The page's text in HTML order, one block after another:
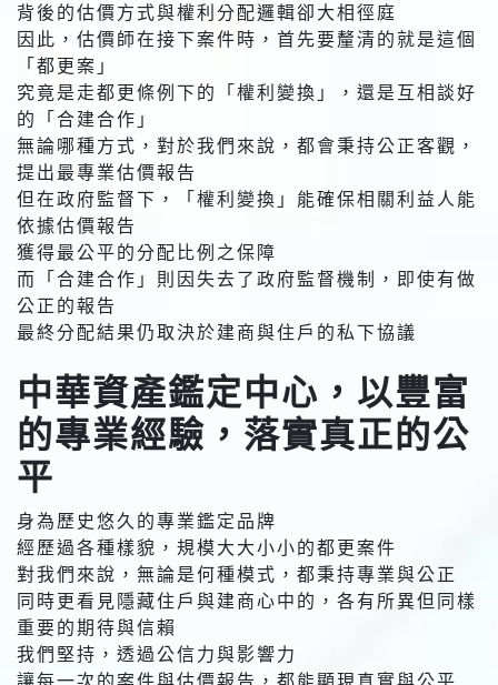
背後的估價方式與權利分配邏輯卻大相徑庭
因此，估價師在接下案件時，首先要釐清的就是這個
「都更案」
究竟是走都更條例下的「權利變換」，還是互相談好
的「合建合作」
無論哪種方式，對於我們來說，都會秉持公正客觀，
提出最專業估價報告
但在政府監督下，「權利變換」能確保相關利益人能
依據估價報告
獲得最公平的分配比例之保障
而「合建合作」則因失去了政府監督機制，即使有做
公正的報告
最終分配結果仍取決於建商與住戶的私下協議
中華資產鑑定中心，以豐富
的專業經驗，落實真正的公
平
身為歷史悠久的專業鑑定品牌
經歷過各種樣貌，規模大大小小的都更案件
對我們來說，無論是何種模式，都秉持專業與公正
同時更看見隱藏住戶與建商心中的，各有所異但同樣
重要的期待與信賴
我們堅持，透過公信力與影響力